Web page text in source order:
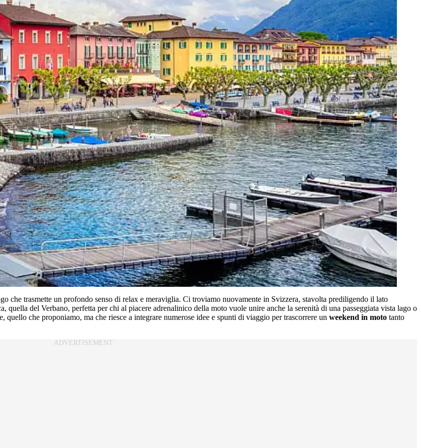
che trasmette un profondo senso di relax e meraviglia. Ci troviamo nuovamente in Svizzera, stavolta prediligendo il lato
quella del Verbano, perfetta per chi al piacere adrenalinico della moto vuole unire anche la serenità di una passeggiata vista lago o
che proponiamo, ma che riesce a integrare numerose idee e spunti di viaggio per trascorrere un weekend in moto tanto